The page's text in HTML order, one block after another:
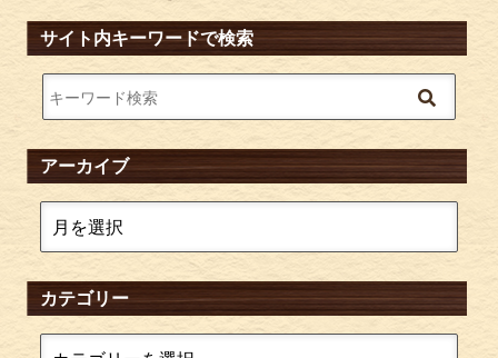
サイト内キーワードで検索
アーカイブ
カテゴリー